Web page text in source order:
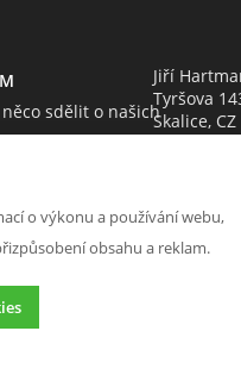
sdělit o našich
zprávu
Jiří
Tyršova
Skalice, CZ
Králové,
o výkonu a používání webu,
obsahu a reklam.